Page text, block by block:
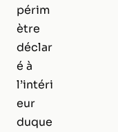
périm
ètre
déclar
é à
l’intéri
eur
duque